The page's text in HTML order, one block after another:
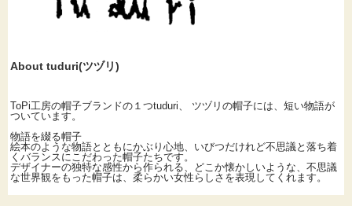
About tuduri(ツヅリ)
ToPi工房の帽子ブランドの１つtuduri、 ツヅリの帽子には、短い物語が
ついています。
物語を綴る帽子
絵本のような物語とともにかぶり心地、いびつだけれど不思議と落ち着
くバランスにこだわった帽子たちです。
デザイナーの独特な感性から作られる、どこか懐かしいような、不思議
な世界観をもった帽子は、柔らかい女性らしさを表現してくれます。